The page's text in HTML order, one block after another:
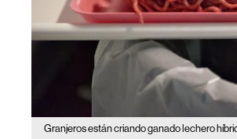
Granjeros están criando ganado lechero